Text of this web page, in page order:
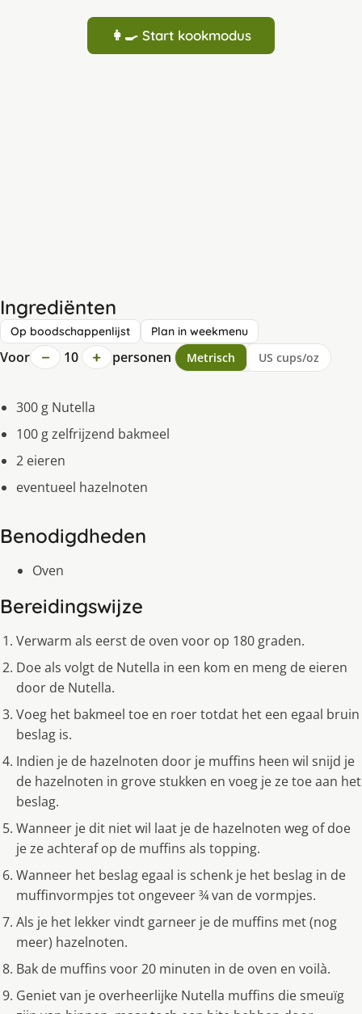
👩‍🍳 Start kookmodus
Ingrediënten
Op boodschappenlijst Plan in weekmenu
Voor − 10 + personen Metrisch US cups/oz
300 g Nutella
100 g zelfrijzend bakmeel
2 eieren
eventueel hazelnoten
Benodigdheden
Oven
Bereidingswijze
Verwarm als eerst de oven voor op 180 graden.
Doe als volgt de Nutella in een kom en meng de eieren
door de Nutella.
Voeg het bakmeel toe en roer totdat het een egaal bruin
beslag is.
Indien je de hazelnoten door je muffins heen wil snijd je
de hazelnoten in grove stukken en voeg je ze toe aan het
beslag.
Wanneer je dit niet wil laat je de hazelnoten weg of doe
je ze achteraf op de muffins als topping.
Wanneer het beslag egaal is schenk je het beslag in de
muffinvormpjes tot ongeveer ¾ van de vormpjes.
Als je het lekker vindt garneer je de muffins met (nog
meer) hazelnoten.
Bak de muffins voor 20 minuten in de oven en voilà.
Geniet van je overheerlijke Nutella muffins die smeuïg